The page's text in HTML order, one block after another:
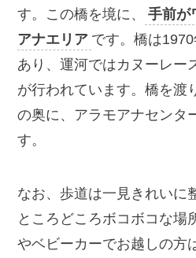
す。この橋を境に、
手前が
アナエリア です。橋は
あり、運河ではカヌーレー
が行われています。橋を渡
の奥に、アラモアナセンタ
す。
なお、歩道は一見きれいに
ところどころボコボコな場
やベビーカーでお越しの方